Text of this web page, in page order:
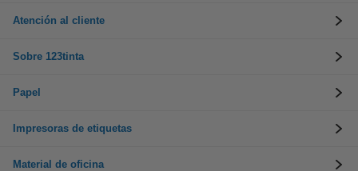
Atención al cliente
Sobre 123tinta
Papel
Impresoras de etiquetas
Material de oficina